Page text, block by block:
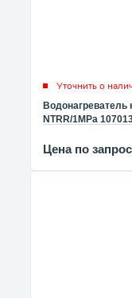
Уточнить о
Водонагреватель
NTRR/1MPa
Цена по